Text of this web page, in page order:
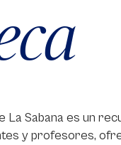
La Sabana es un
y profesores,